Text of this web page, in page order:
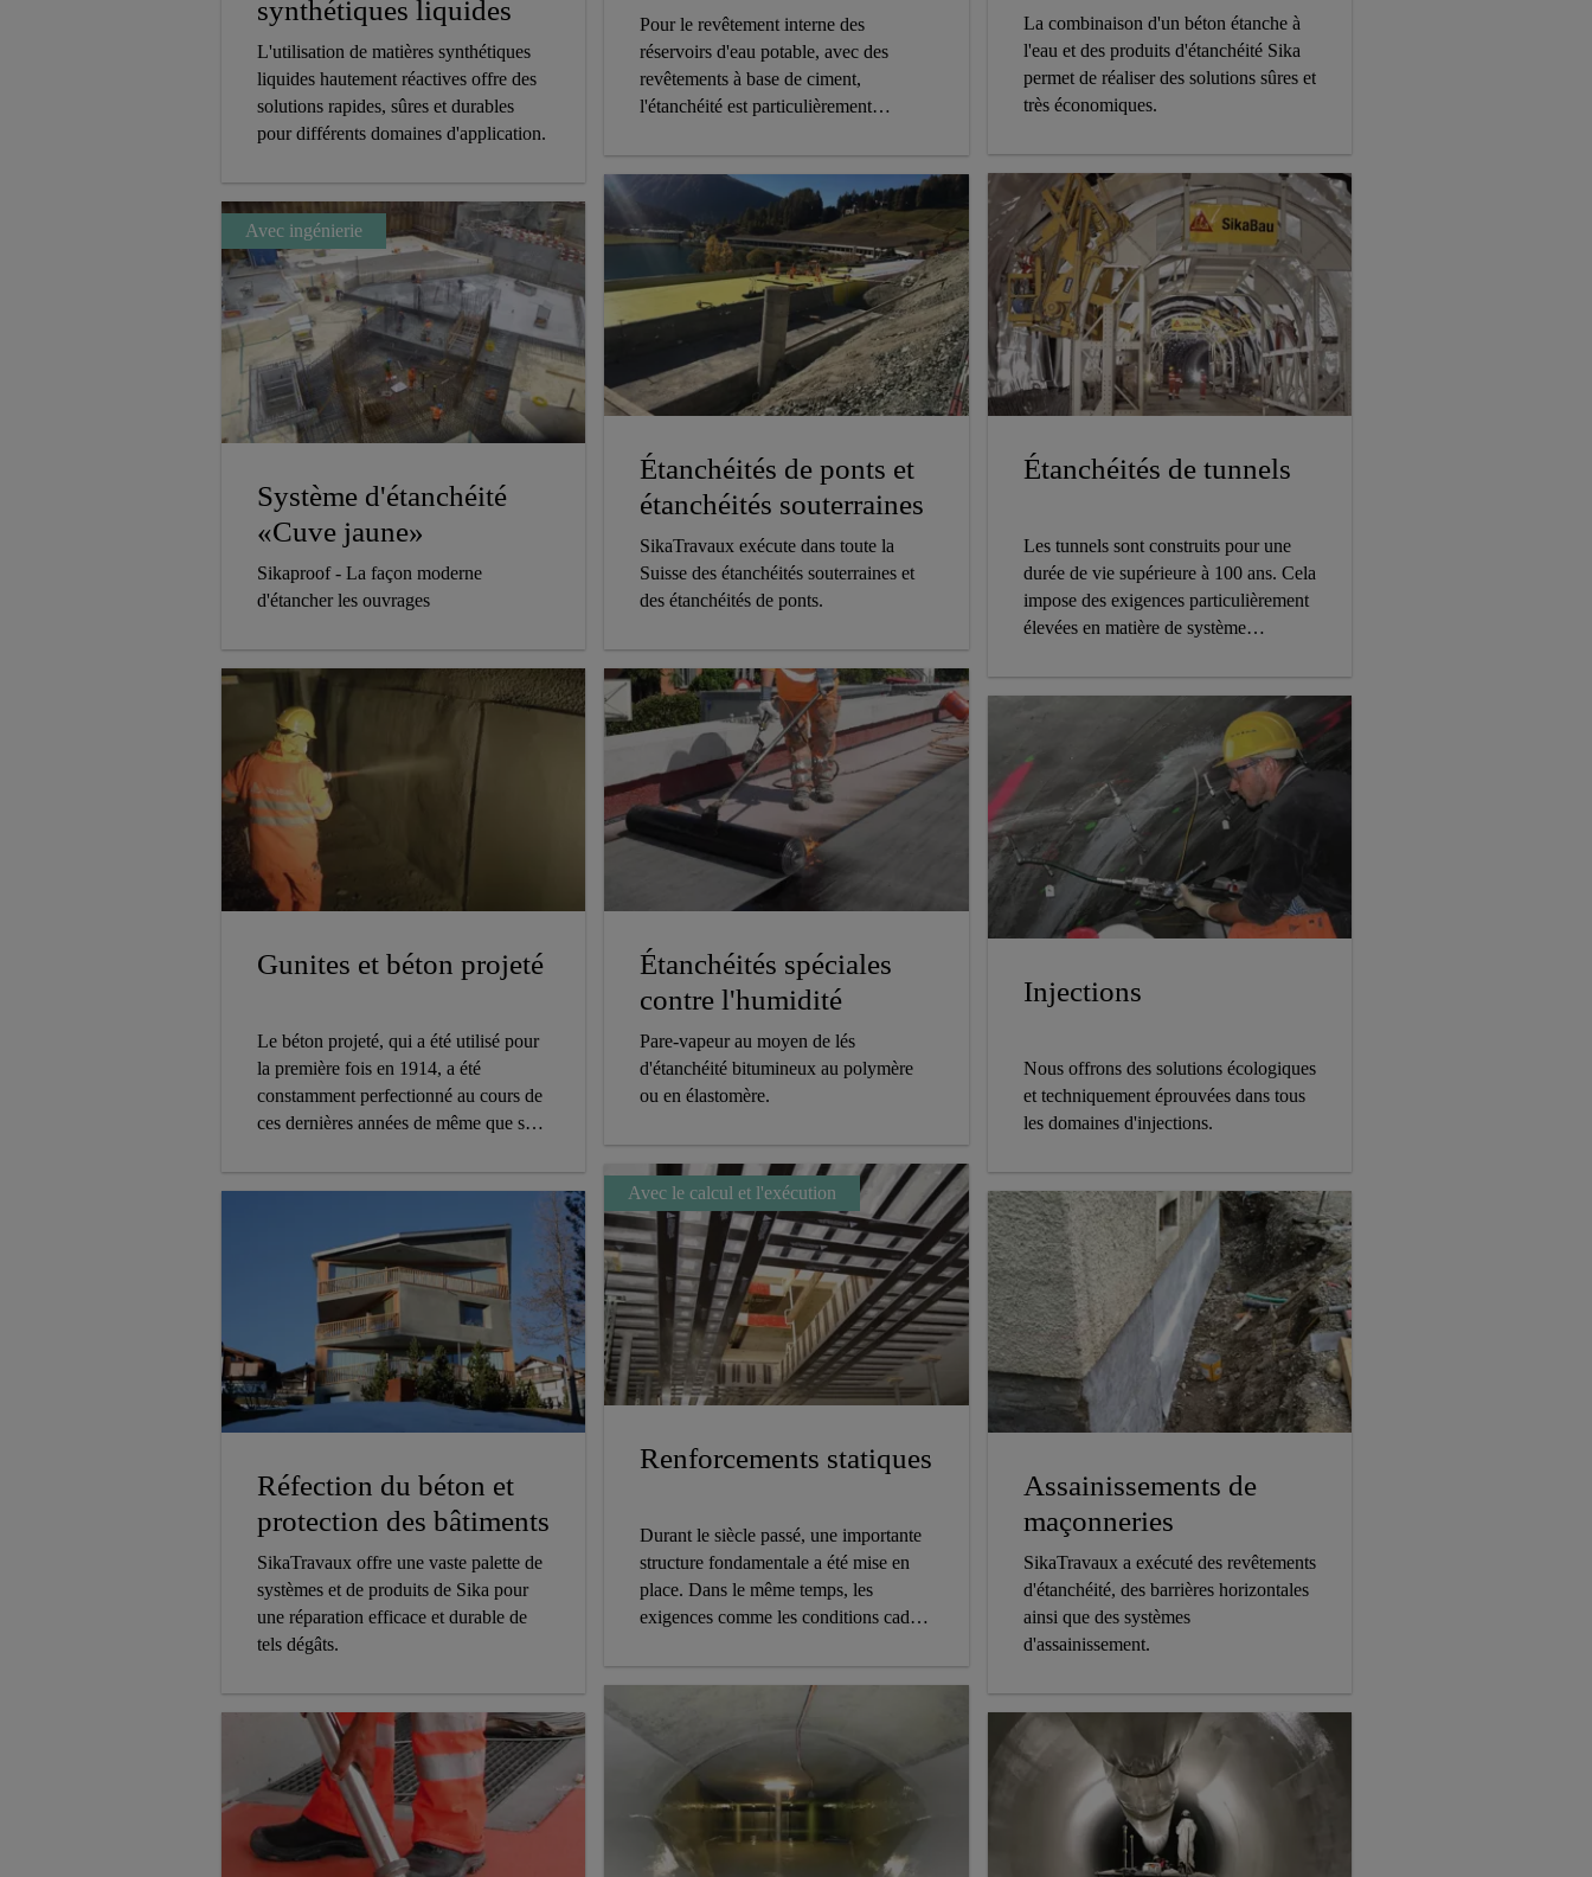
synthétiques liquides
L'utilisation de matières synthétiques
liquides hautement réactives offre des
solutions rapides, sûres et durables
pour différents domaines d'application.
Pour le revêtement interne des
réservoirs d'eau potable, avec des
revêtements à base de ciment,
l'étanchéité est particulièrement
La combinaison d'un béton étanche à
l'eau et des produits d'étanchéité Sika
permet de réaliser des solutions sûres et
très économiques.
Système d'étanchéité
«Cuve jaune»
Sikaproof - La façon moderne
d'étancher les ouvrages
Avec ingénierie
Étanchéités de ponts et
étanchéités souterraines
SikaTravaux exécute dans toute la
Suisse des étanchéités souterraines et
des étanchéités de ponts.
Étanchéités de tunnels
Les tunnels sont construits pour une
durée de vie supérieure à 100 ans. Cela
impose des exigences particulièrement
élevées en matière de système
Gunites et béton projeté
Le béton projeté, qui a été utilisé pour
la première fois en 1914, a été
constamment perfectionné au cours de
ces dernières années de même que ses
améliorées.
Étanchéités spéciales
contre l'humidité
Pare-vapeur au moyen de lés
d'étanchéité bitumineux au polymère
ou en élastomère.
Injections
Nous offrons des solutions écologiques
et techniquement éprouvées dans tous
les domaines d'injections.
Réfection du béton et
protection des bâtiments
SikaTravaux offre une vaste palette de
systèmes et de produits de Sika pour
une réparation efficace et durable de
tels dégâts.
Renforcements statiques
Durant le siècle passé, une importante
structure fondamentale a été mise en
place. Dans le même temps, les
exigences comme les conditions cadres
adaptées à l'état de la technique.
Avec le calcul et l'exécution
Assainissements de
maçonneries
SikaTravaux a exécuté des revêtements
d'étanchéité, des barrières horizontales
ainsi que des systèmes
d'assainissement.